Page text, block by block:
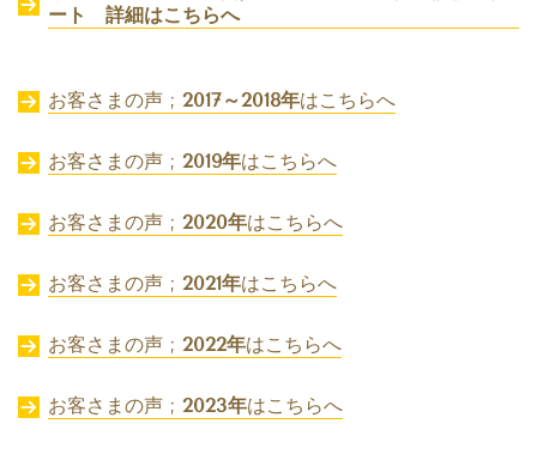
ート 詳細はこちらへ
お客さまの声 ; 2017～2018年はこちらへ
お客さまの声 ; 2019年はこちらへ
お客さまの声 ; 2020年はこちらへ
お客さまの声 ; 2021年はこちらへ
お客さまの声 ; 2022年はこちらへ
お客さまの声 ; 2023年はこちらへ